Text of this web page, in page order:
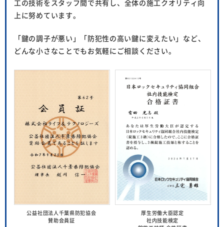
工の技術をスタッフ間で共有し、 全体の施工クオリティ向
上に努めています。
「鍵の調子が悪い」「防犯性の高い鍵に変えたい」など、
どんな小さなことでもお気軽にご相談ください。
公益社団法人千葉県防犯協会
賛助会員証
厚生労働大臣認定
社内技能検定